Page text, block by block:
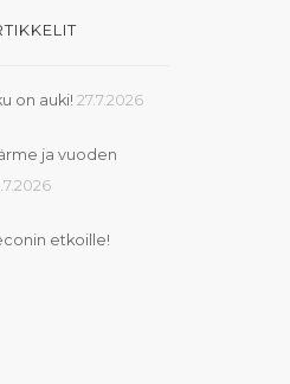
on auki! 27.7.2026
ja vuoden
etkoille!